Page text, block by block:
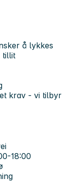
å lykkes
tillit
krav - vi tilbyr
18:00